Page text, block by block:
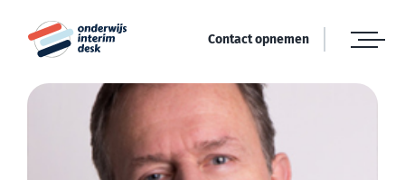
naar
inhoud
Contact opnemen